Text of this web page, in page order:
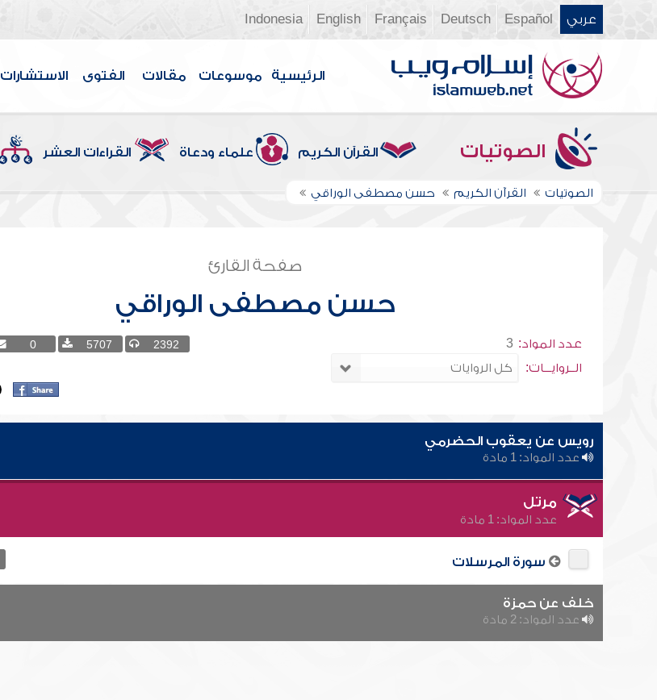
عربي Español
Deutsch
Français
English
Indonesia
الرئيسية موسوعات مقالات الفتوى الاستشارات
الصوتيات القرآن الكريم علماء ودعاة القراءات العشر
الصوتيات القرآن الكريم حسن مصطفى الوراقي
صفحة القارئ
حسن مصطفى الوراقي
عدد المواد: 3
الــروايـــات:
2392
5707
0
رويس عن يعقوب الحضرمي
عدد المواد: 1 مادة
مرتل
عدد المواد: 1 مادة
سورة المرسلات
خلف عن حمزة
عدد المواد: 2 مادة